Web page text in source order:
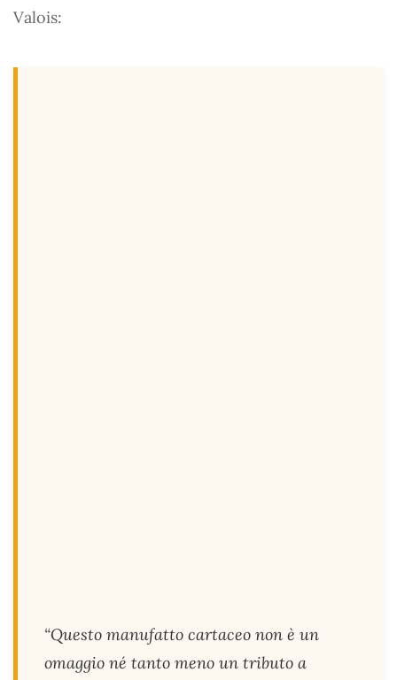
Valois:
“Questo manufatto cartaceo non è un
omaggio né tanto meno un tributo a